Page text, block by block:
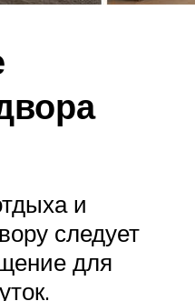
и
следует
для